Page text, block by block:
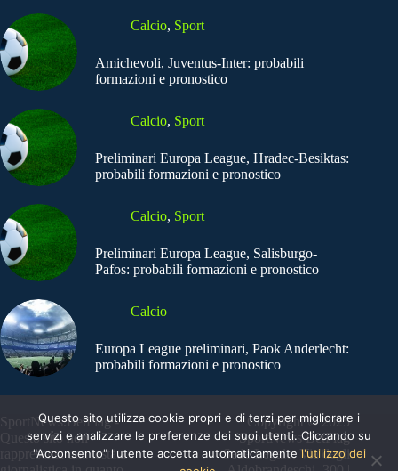
Calcio, Sport
Amichevoli, Juventus-Inter: probabili
formazioni e pronostico
Calcio, Sport
Preliminari Europa League, Hradec-Besiktas:
probabili formazioni e pronostico
Calcio, Sport
Preliminari Europa League, Salisburgo-
Pafos: probabili formazioni e pronostico
Calcio
Europa League preliminari, Paok Anderlecht:
probabili formazioni e pronostico
SportNews.BetFlag -
Questo sito non
rappresenta una testata
Copyright © 2025
SportNews BetFlag
Sede Legale: Via degli
Questo sito utilizza cookie propri e di terzi per migliorare i
servizi e analizzare le preferenze dei suoi utenti. Cliccando su
"Acconsento" l'utente accetta automaticamente l'utilizzo dei